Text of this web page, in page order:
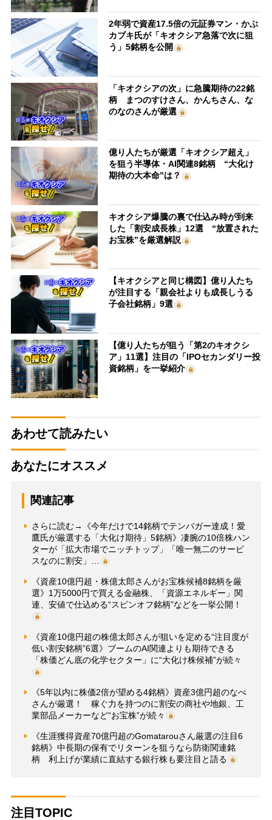
2年弱で資産17.5倍の元証券マン・かぶ
カブキ氏が「キオクシア急落で次に狙
う」5銘柄を公開
「キオクシアの次」に急騰期待の22銘
柄 まつのすけさん、かんちさん、な
のなのさんが厳選
億り人たちが厳選「キオクシア超え」
を狙う半導体・AI関連8銘柄 “大化け
期待の大本命”は？
キオクシア爆騰の裏で仕込み時が到来
した「割安成長株」12選 “放置された
お宝株”を厳選解説
【キオクシアと同じ構図】億り人たち
が注目する「親会社よりも成長しうる
子会社銘柄」9選
【億り人たちが狙う「第2のキオクシ
ア」11選】注目の「IPOセカンダリー投
資銘柄」を一挙紹介
あわせて読みたい
あなたにオススメ
関連記事
さらに読む→《今年だけで14銘柄でテンバガー達成！愛
鷹氏が厳選する「大化け期待」5銘柄》凄腕の10倍株ハン
ターが「拡大市場でニッチトップ」「唯一無二のサービ
スなのに割安」…
《資産10億円超・株億太郎さんがお宝株候補8銘柄を厳
選》1万5000円で買える金融株、「資源エネルギー」関
連、安値で仕込める“スピンオフ銘柄”などを一挙公開！
《資産10億円超の株億太郎さんが狙いを定める“注目度が
低い割安銘柄”6選》ブームのAI関連よりも期待できる
「株価どん底の化学セクター」に“大化け株候補”が続々
《5年以内に株価2倍が望める4銘柄》資産3億円超のなべ
さんが厳選！ 稼ぐ力を持つのに割安の商社や地銀、工
業部品メーカーなど“お宝株”が続々
《生涯獲得資産70億円超のGomatarouさん厳選の注目6
銘柄》中長期の保有でリターンを狙うなら防衛関連銘
柄 利上げが業績に直結する銀行株も要注目と語る
注目TOPIC